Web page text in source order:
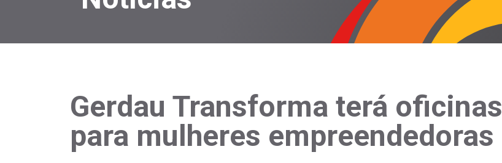
Gerdau Transforma terá oficinas
para mulheres empreendedoras